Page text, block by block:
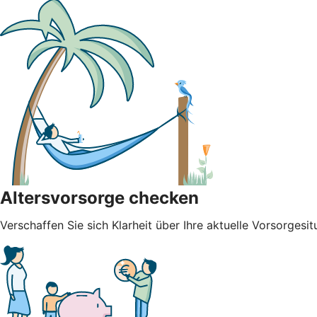
Altersvorsorge checken
Verschaffen Sie sich Klarheit über Ihre aktuelle